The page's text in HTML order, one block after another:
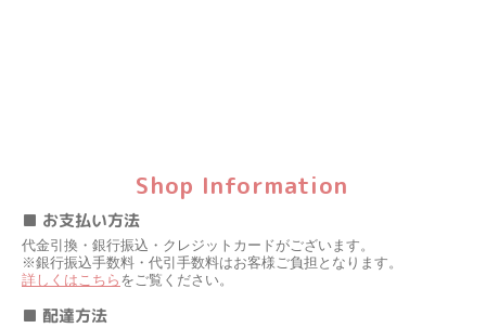
Shop Information
■ お支払い方法
代金引換・銀行振込・クレジットカードがございます。
※銀行振込手数料・代引手数料はお客様ご負担となります。
詳しくはこちら をご覧ください。
■ 配達方法